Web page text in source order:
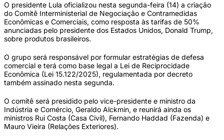
O presidente Lula oficializou nesta segunda-feira (14) a criação
do Comitê Interministerial de Negociação e Contramedidas
Econômicas e Comerciais, como resposta às tarifas de 50%
anunciadas pelo presidente dos Estados Unidos, Donald Trump,
sobre produtos brasileiros.
O grupo será responsável por formular estratégias de defesa
comercial e terá como base legal a Lei de Reciprocidade
Econômica (Lei 15.122/2025), regulamentada por decreto
também assinado nesta segunda.
O comitê será presidido pelo vice-presidente e ministro da
Indústria e Comércio, Geraldo Alckmin, e reunirá ainda os
ministros Rui Costa (Casa Civil), Fernando Haddad (Fazenda) e
Mauro Vieira (Relações Exteriores).